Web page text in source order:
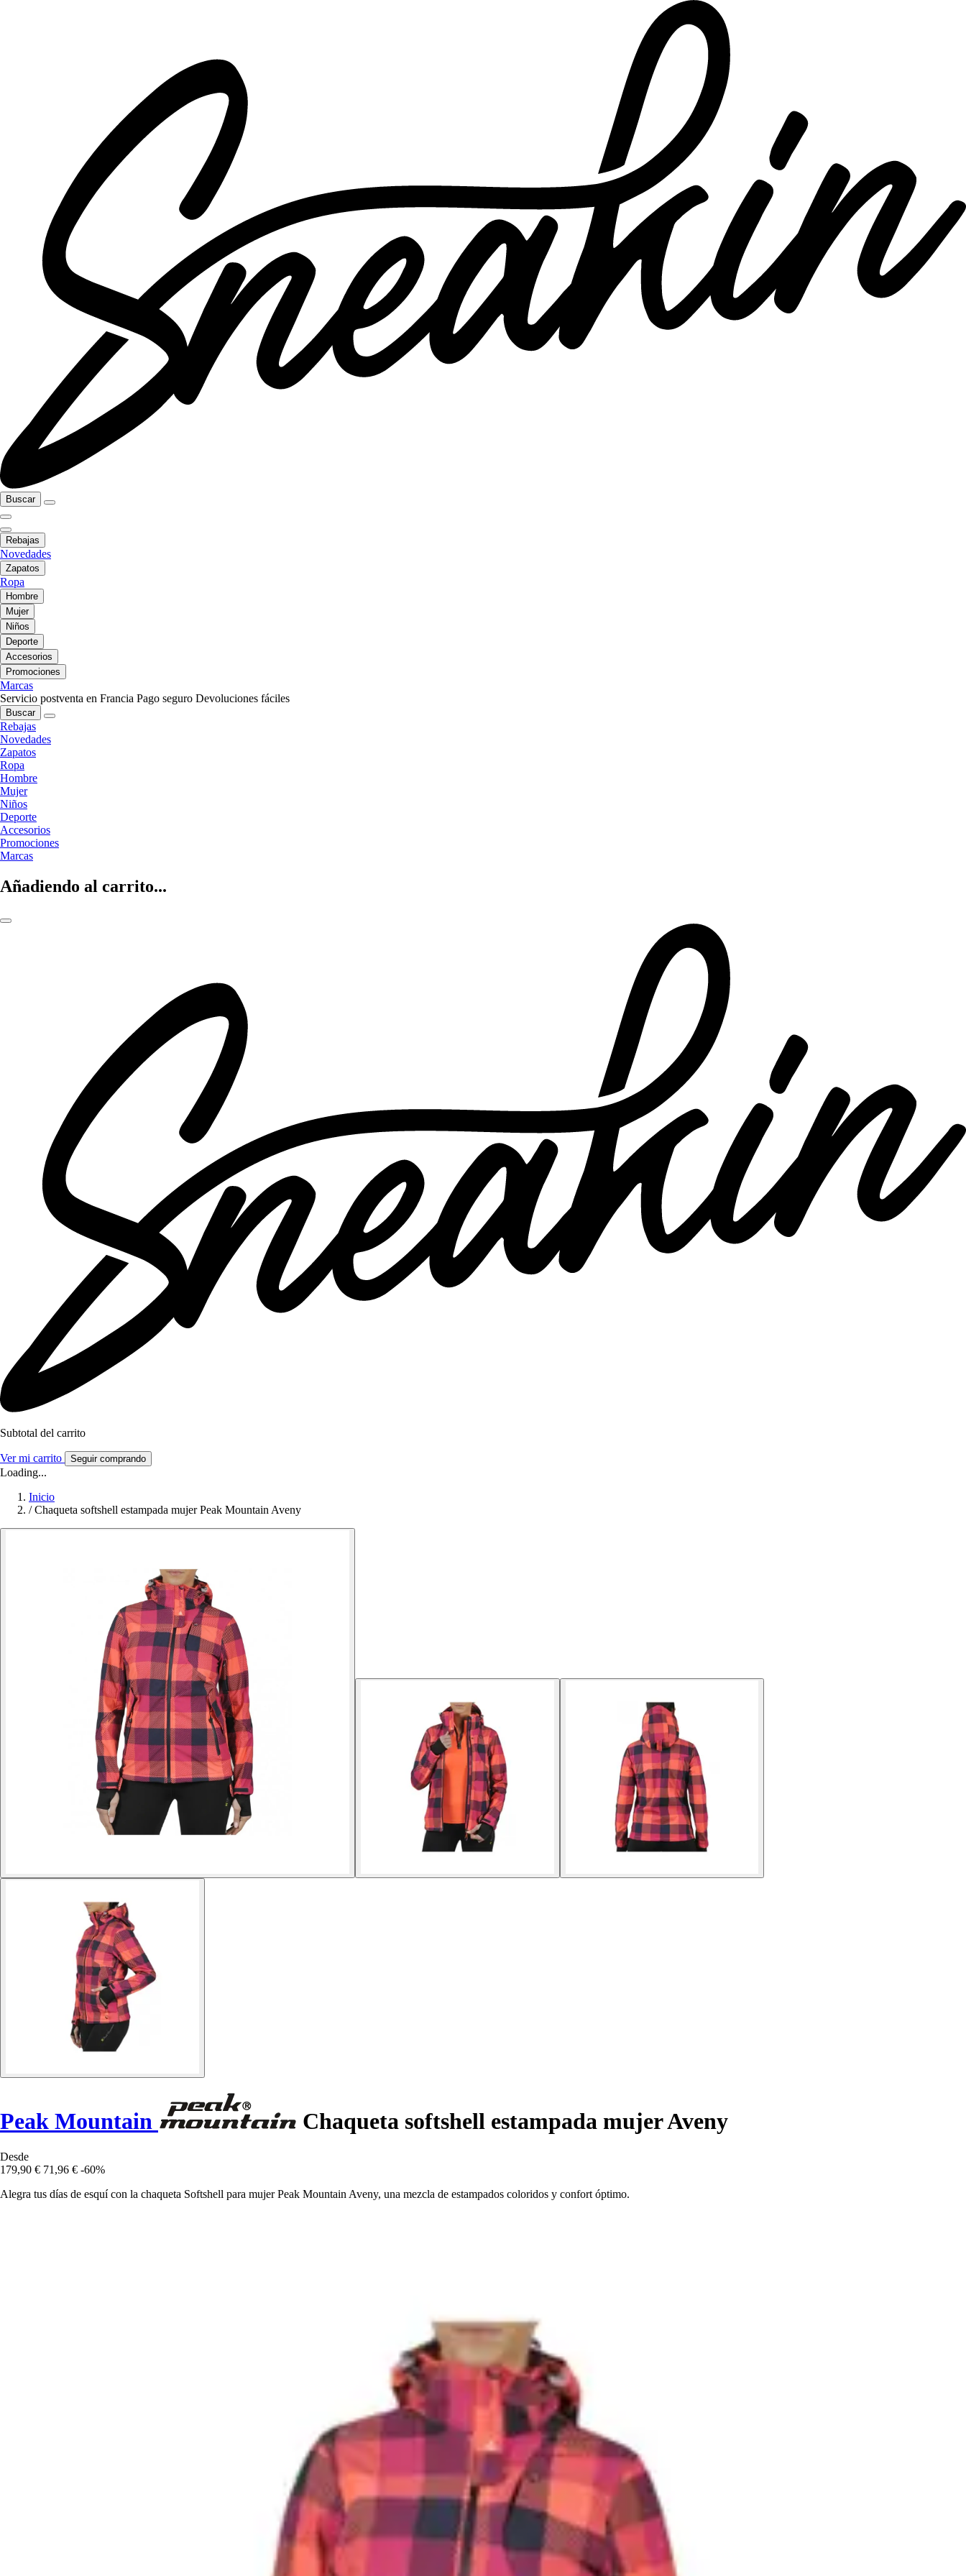
Buscar
Rebajas
Novedades
Zapatos
Ropa
Hombre
Mujer
Niños
Deporte
Accesorios
Promociones
Marcas
Servicio postventa en Francia Pago seguro Devoluciones fáciles
Buscar
Rebajas
Novedades
Zapatos
Ropa
Hombre
Mujer
Niños
Deporte
Accesorios
Promociones
Marcas
Añadiendo al carrito...
Subtotal del carrito
Ver mi carrito Seguir comprando
Loading...
Inicio
/ Chaqueta softshell estampada mujer Peak Mountain Aveny
Peak Mountain Chaqueta softshell estampada mujer Aveny
Desde
179,90 € 71,96 € -60%
Alegra tus días de esquí con la chaqueta Softshell para mujer Peak Mountain Aveny, una mezcla de estampados coloridos y confort óptimo.